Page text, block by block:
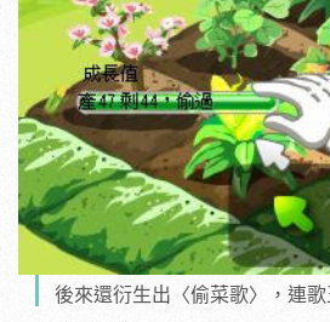
後來還衍生出〈偷菜歌〉，連歌